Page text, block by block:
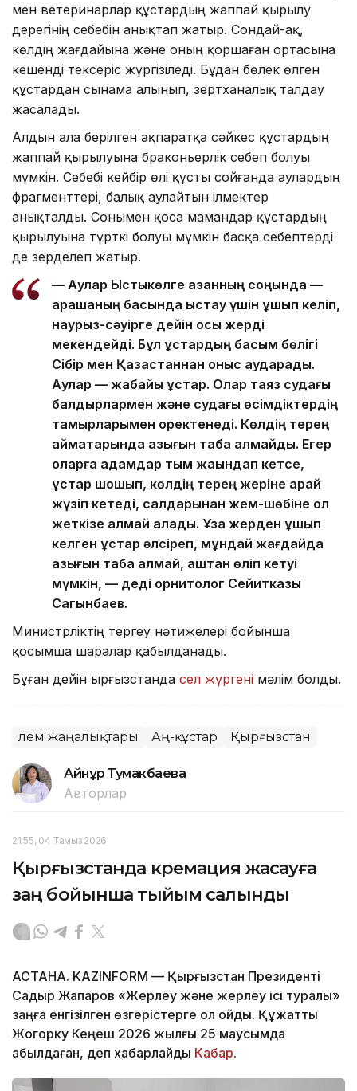
мен ветеринарлар құстардың жаппай қырылу
дерегінің себебін анықтап жатыр. Сондай-ақ,
көлдің жағдайына және оның қоршаған ортасына
кешенді тексеріс жүргізіледі. Бұдан бөлек өлген
құстардан сынама алынып, зертханалық талдау
жасалады.
Алдын ала берілген ақпаратқа сәйкес құстардың
жаппай қырылуына браконьерлік себеп болуы
мүмкін. Себебі кейбір өлі құсты сойғанда аулардың
фрагменттері, балық аулайтын ілмектер
анықталды. Сонымен қоса мамандар құстардың
қырылуына түрткі болуы мүмкін басқа себептерді
де зерделеп жатыр.
— Аққулар Ыстықкөлге қазанның соңында —
қарашаның басында қыстау үшін ұшып келіп,
наурыз-сәуірге дейін осы жерді
мекендейді. Бұл құстардың басым бөлігі
Сібір мен Қазақстаннан қоныс аударады.
Аққулар — жабайы құстар. Олар таяз судағы
балдырлармен және судағы өсімдіктердің
тамырларымен қоректенеді. Көлдің терең
аймақтарында азығын таба алмайды. Егер
оларға адамдар тым жақындап кетсе,
құстар шошып, көлдің терең жеріне қарай
жүзіп кетеді, салдарынан жем-шөбіне қол
жеткізе алмай қалады. Ұзақ жерден ұшып
келген құстар әлсіреп, мұндай жағдайда
азығын таба алмай, аштан өліп кетуі
мүмкін, — деді орнитолог Сейитказы
Сагынбаев.
Министрліктің тергеу нәтижелері бойынша
қосымша шаралар қабылданады.
Бұған дейін Қырғызстанда сел жүргені мәлім болды.
Әлем жаңалықтары Аң-құстар Қырғызстан
Айнұр Тумакбаева
Авторлар
21:55, 04 Тамыз 2026
Қырғызстанда кремация жасауға
заң бойынша тыйым салынды
АСТАНА. KAZINFORM — Қырғызстан Президенті
Садыр Жапаров «Жерлеу және жерлеу ісі туралы»
заңға енгізілген өзгерістерге қол қойды. Құжатты
Жогорку Кеңеш 2026 жылғы 25 маусымда
қабылдаған, деп хабарлайды Кабар.